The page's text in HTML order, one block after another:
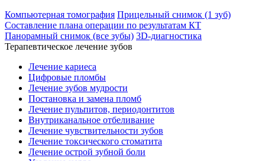
Компьютерная томография Прицельный снимок (1 зуб)
Составление плана операции по результатам КТ
Панорамный снимок (все зубы) 3D-диагностика
Терапевтическое лечение зубов
Лечение кариеса
Цифровые пломбы
Лечение зубов мудрости
Постановка и замена пломб
Лечение пульпитов, периодонтитов
Внутриканальное отбеливание
Лечение чувствительности зубов
Лечение токсического стоматита
Лечение острой зубной боли